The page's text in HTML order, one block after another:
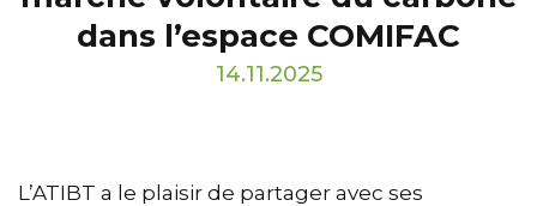
dans l’espace COMIFAC
14.11.2025
L’ATIBT a le plaisir de partager avec ses